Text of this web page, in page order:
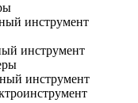
инструмент
инструмент
инструмент